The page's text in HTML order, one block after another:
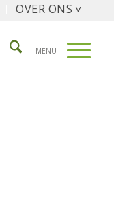
OVER ONS ˅